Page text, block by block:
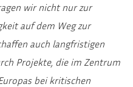
wir nicht nur zur
auf dem Weg zur
auch langfristigen
Projekte, die im Zentrum
bei kritischen